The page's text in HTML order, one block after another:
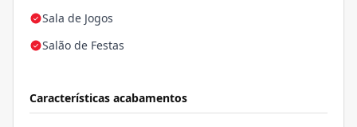
Sala de Jogos
Salão de Festas
Características acabamentos